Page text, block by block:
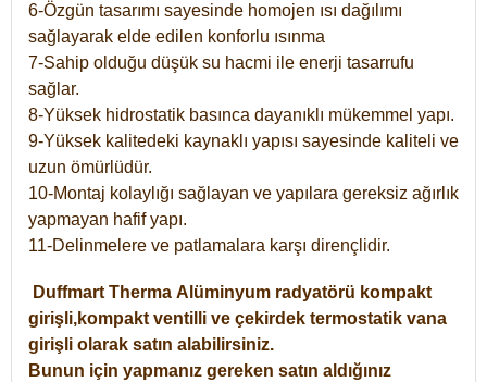
6-Özgün tasarımı sayesinde homojen ısı dağılımı
sağlayarak elde edilen konforlu ısınma
7-Sahip olduğu düşük su hacmi ile enerji tasarrufu
sağlar.
8-Yüksek hidrostatik basınca dayanıklı mükemmel yapı.
9-Yüksek kalitedeki kaynaklı yapısı sayesinde kaliteli ve
uzun ömürlüdür.
10-Montaj kolaylığı sağlayan ve yapılara gereksiz ağırlık
yapmayan hafif yapı.
11-Delinmelere ve patlamalara karşı dirençlidir.
Duffmart Therma Alüminyum radyatörü kompakt
girişli,kompakt ventilli ve çekirdek termostatik vana
girişli olarak satın alabilirsiniz.
Bunun için yapmanız gereken satın aldığınız